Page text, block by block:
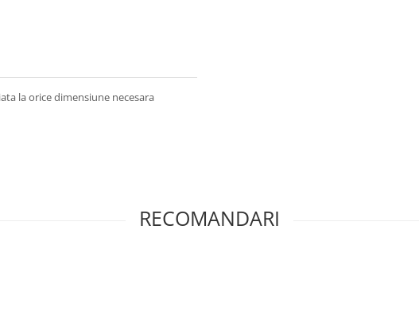
la orice dimensiune necesara
RECOMANDARI